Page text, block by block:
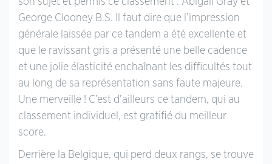
George Clooney B.S. Il faut dire que l’impression
générale laissée par ce tandem a été excellente et
que le ravissant gris a présenté une belle cadence
et une jolie élasticité enchaînant les difficultés tout
au long de sa représentation sans faute majeure.
Une merveille ! C’est d’ailleurs ce tandem, qui au
classement individuel, est gratifié du meilleur
score.
Derrière la Belgique, qui perd deux rangs, se trouve